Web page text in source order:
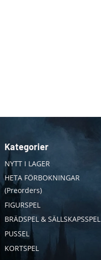
Kategorier
NYTT I LAGER
HETA FÖRBOKNINGAR
(Preorders)
FIGURSPEL
BRÄDSPEL & SÄLLSKAPSSPEL
PUSSEL
KORTSPEL